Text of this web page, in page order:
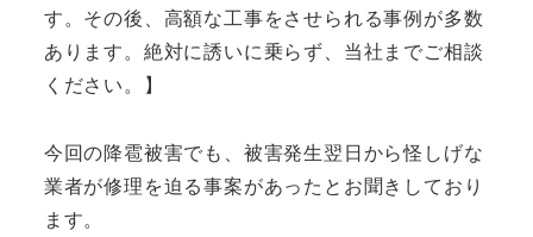
す。その後、高額な工事をさせられる事例が多数
あります。絶対に誘いに乗らず、当社までご相談
ください。】
今回の降雹被害でも、被害発生翌日から怪しげな
業者が修理を迫る事案があったとお聞きしており
ます。